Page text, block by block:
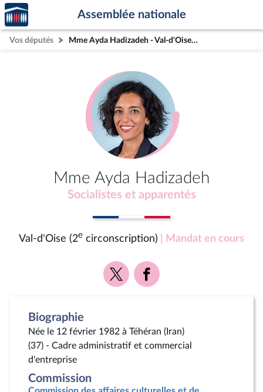
Aller au contenu
Aller en bas de la page
Accèder
à la
page
d'accueil
Assemblée nationale
Vos députés Mme Ayda Hadizadeh - Val-d'Oise (2e circonscription)
Mme Ayda Hadizadeh
Socialistes et apparentés
Val-d'Oise (2e circonscription) | Mandat en cours
Voir
la
Voir
la
Biographie
Née le 12 février 1982 à Téhéran (Iran)
(37) - Cadre administratif et commercial
d'entreprise
Commission